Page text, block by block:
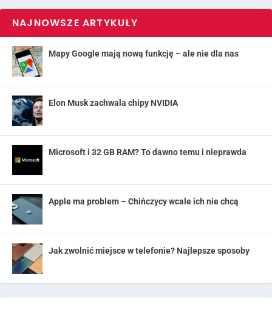
NAJNOWSZE ARTYKUŁY
Mapy Google mają nową funkcję – ale nie dla nas
Elon Musk zachwala chipy NVIDIA
Microsoft i 32 GB RAM? To dawno temu i nieprawda
Apple ma problem – Chińczycy wcale ich nie chcą
Jak zwolnić miejsce w telefonie? Najlepsze sposoby